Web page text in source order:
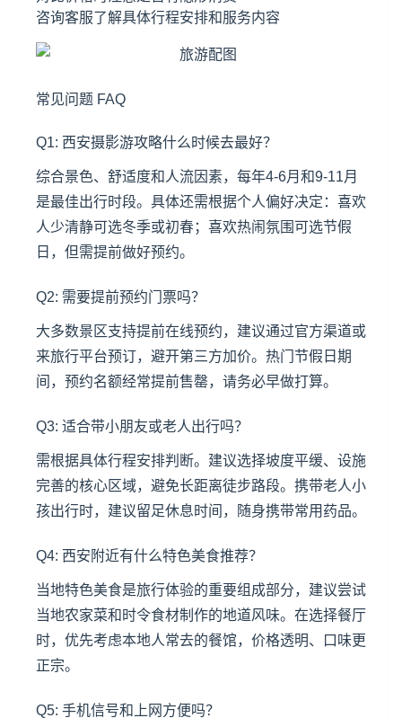
咨询客服了解具体行程安排和服务内容
常见问题 FAQ
Q1: 西安摄影游攻略什么时候去最好？
综合景色、舒适度和人流因素，每年4-6月和9-11月
是最佳出行时段。具体还需根据个人偏好决定：喜欢
人少清静可选冬季或初春；喜欢热闹氛围可选节假
日，但需提前做好预约。
Q2: 需要提前预约门票吗？
大多数景区支持提前在线预约，建议通过官方渠道或
来旅行平台预订，避开第三方加价。热门节假日期
间，预约名额经常提前售罄，请务必早做打算。
Q3: 适合带小朋友或老人出行吗？
需根据具体行程安排判断。建议选择坡度平缓、设施
完善的核心区域，避免长距离徒步路段。携带老人小
孩出行时，建议留足休息时间，随身携带常用药品。
Q4: 西安附近有什么特色美食推荐？
当地特色美食是旅行体验的重要组成部分，建议尝试
当地农家菜和时令食材制作的地道风味。在选择餐厅
时，优先考虑本地人常去的餐馆，价格透明、口味更
正宗。
Q5: 手机信号和上网方便吗？